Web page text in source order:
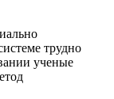
трудно
ученые